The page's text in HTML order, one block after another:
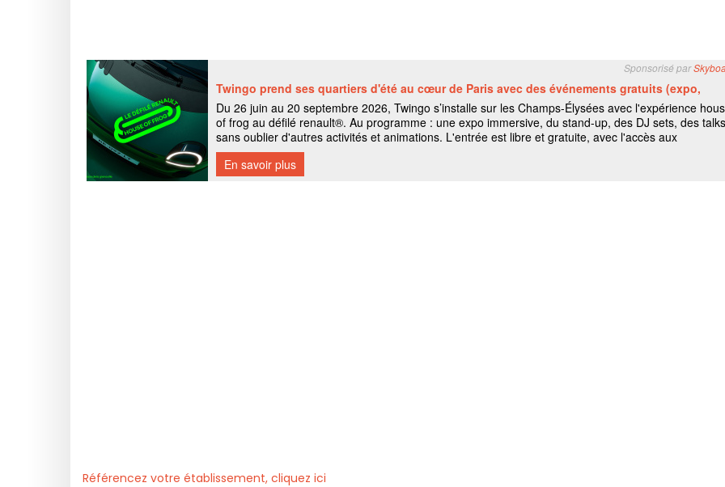
Référencez votre établissement, cliquez ici